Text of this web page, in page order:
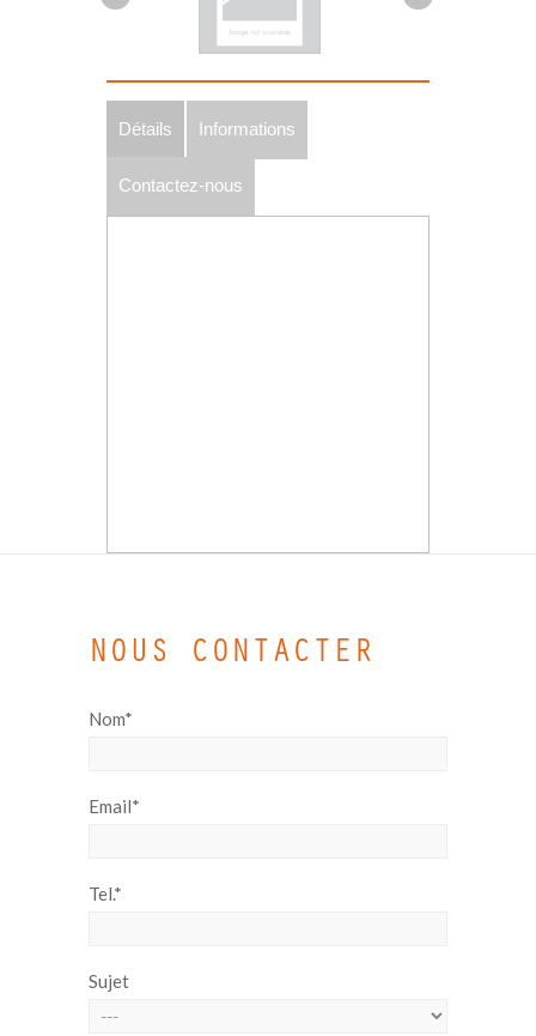
Détails Informations
Contactez-nous
NOUS CONTACTER
Nom*
Email*
Tel.*
Sujet